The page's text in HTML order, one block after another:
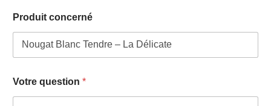
o
t
d
r
e
Produit concerné
Votre question *